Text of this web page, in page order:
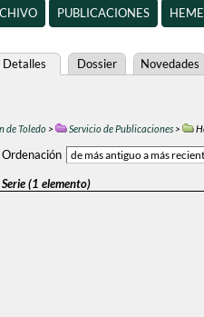
PUBLICACIONES
Detalles Dossier Novedades
de Toledo> Servicio de Publicaciones>
Ordenación
Serie (1 elemento)